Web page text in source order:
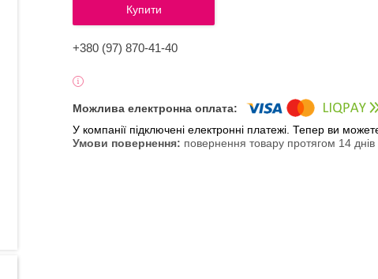
Купити
+380 (97) 870-41-40
У компанії підключені електронні платежі. Тепер ви
повернення товару протягом 14 днів